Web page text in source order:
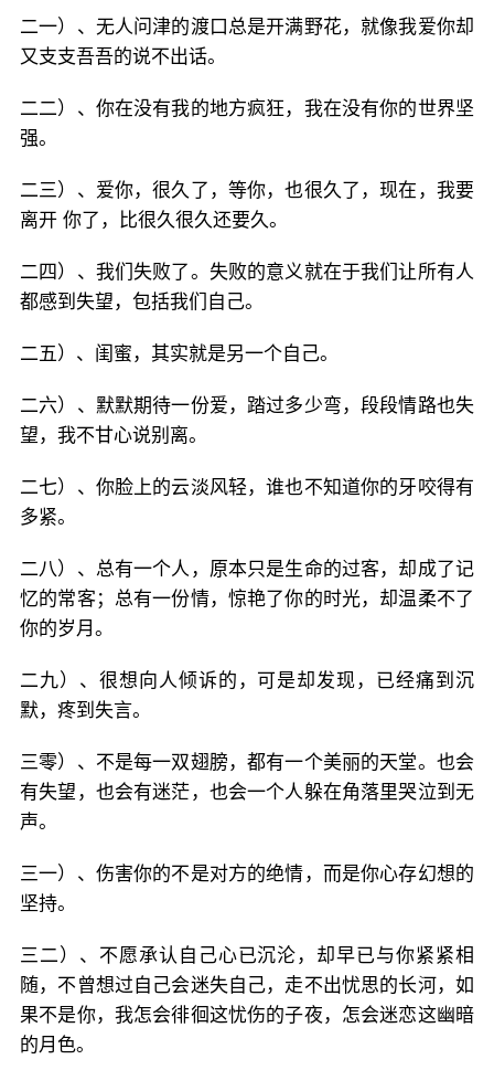
二一）、无人问津的渡口总是开满野花，就像我爱你却
又支支吾吾的说不出话。
二二）、你在没有我的地方疯狂，我在没有你的世界坚
强。
二三）、爱你，很久了，等你，也很久了，现在，我要
离开 你了，比很久很久还要久。
二四）、我们失败了。失败的意义就在于我们让所有人
都感到失望，包括我们自己。
二五）、闺蜜，其实就是另一个自己。
二六）、默默期待一份爱，踏过多少弯，段段情路也失
望，我不甘心说别离。
二七）、你脸上的云淡风轻，谁也不知道你的牙咬得有
多紧。
二八）、总有一个人，原本只是生命的过客，却成了记
忆的常客；总有一份情，惊艳了你的时光，却温柔不了
你的岁月。
二九）、很想向人倾诉的，可是却发现，已经痛到沉
默，疼到失言。
三零）、不是每一双翅膀，都有一个美丽的天堂。也会
有失望，也会有迷茫，也会一个人躲在角落里哭泣到无
声。
三一）、伤害你的不是对方的绝情，而是你心存幻想的
坚持。
三二）、不愿承认自己心已沉沦，却早已与你紧紧相
随，不曾想过自己会迷失自己，走不出忧思的长河，如
果不是你，我怎会徘徊这忧伤的子夜，怎会迷恋这幽暗
的月色。